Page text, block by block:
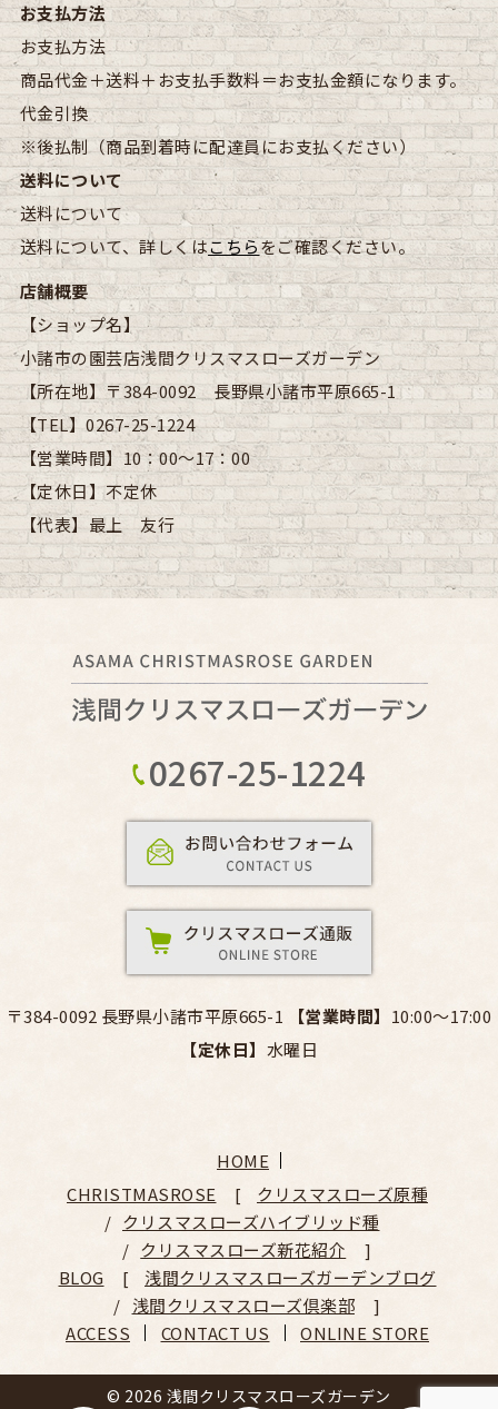
お支払方法
お支払方法
商品代金＋送料＋お支払手数料＝お支払金額になります。
代金引換
※後払制（商品到着時に配達員にお支払ください）
送料について
送料について
送料について、詳しくはこちらをご確認ください。
店舗概要
【ショップ名】
小諸市の園芸店浅間クリスマスローズガーデン
【所在地】 〒384-0092 長野県小諸市平原665-1
【TEL】0267-25-1224
【営業時間】10：00～17：00
【定休日】不定休
【代表】 最上 友行
0267-25-1224
〒384-0092 長野県小諸市平原665-1 【営業時間】 10:00～17:00
【定休日】 水曜日
HOME
CHRISTMASROSE
クリスマスローズ原種
クリスマスローズハイブリッド種
クリスマスローズ新花紹介
BLOG
浅間クリスマスローズガーデンブログ
浅間クリスマスローズ倶楽部
ACCESS
CONTACT US ONLINE STORE
© 2026 浅間クリスマスローズガーデン